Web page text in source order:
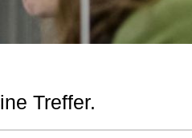
Treffer.